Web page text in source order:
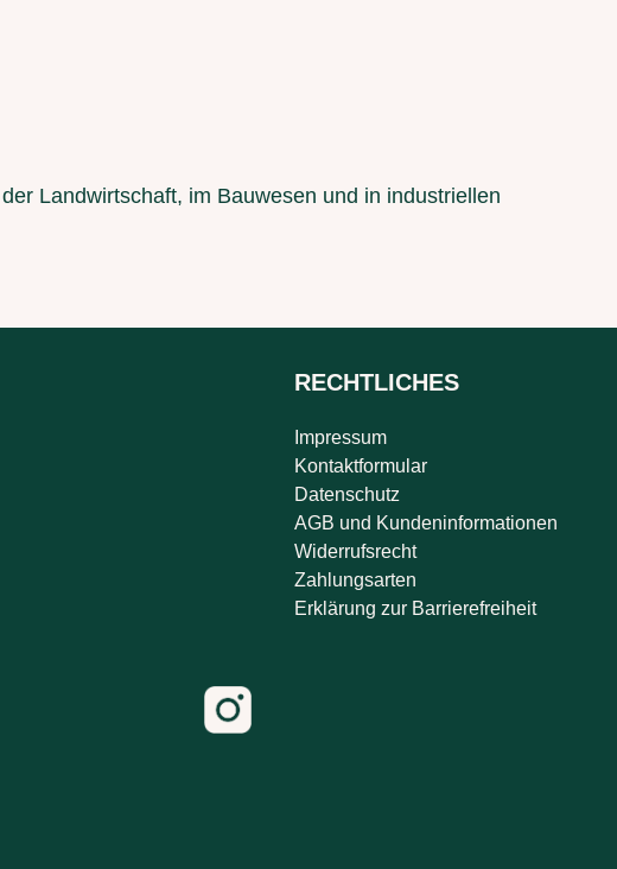
Landwirtschaft, im Bauwesen und in industriellen
RECHTLICHES
Impressum
Kontaktformular
Datenschutz
AGB und Kundeninformationen
Widerrufsrecht
Zahlungsarten
Erklärung zur Barrierefreiheit